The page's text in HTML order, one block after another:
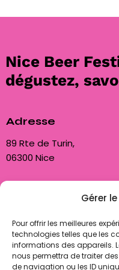
Gérer
Pour offrir les meilleures
technologies telles que les
informations des appareils.
nous permettra de traiter
de navigation ou les ID
Nice Beer
dégustez,
Adresse
89 Rte de Turin,
06300 Nice
+33 7 50 85 80 89
Nous suivre